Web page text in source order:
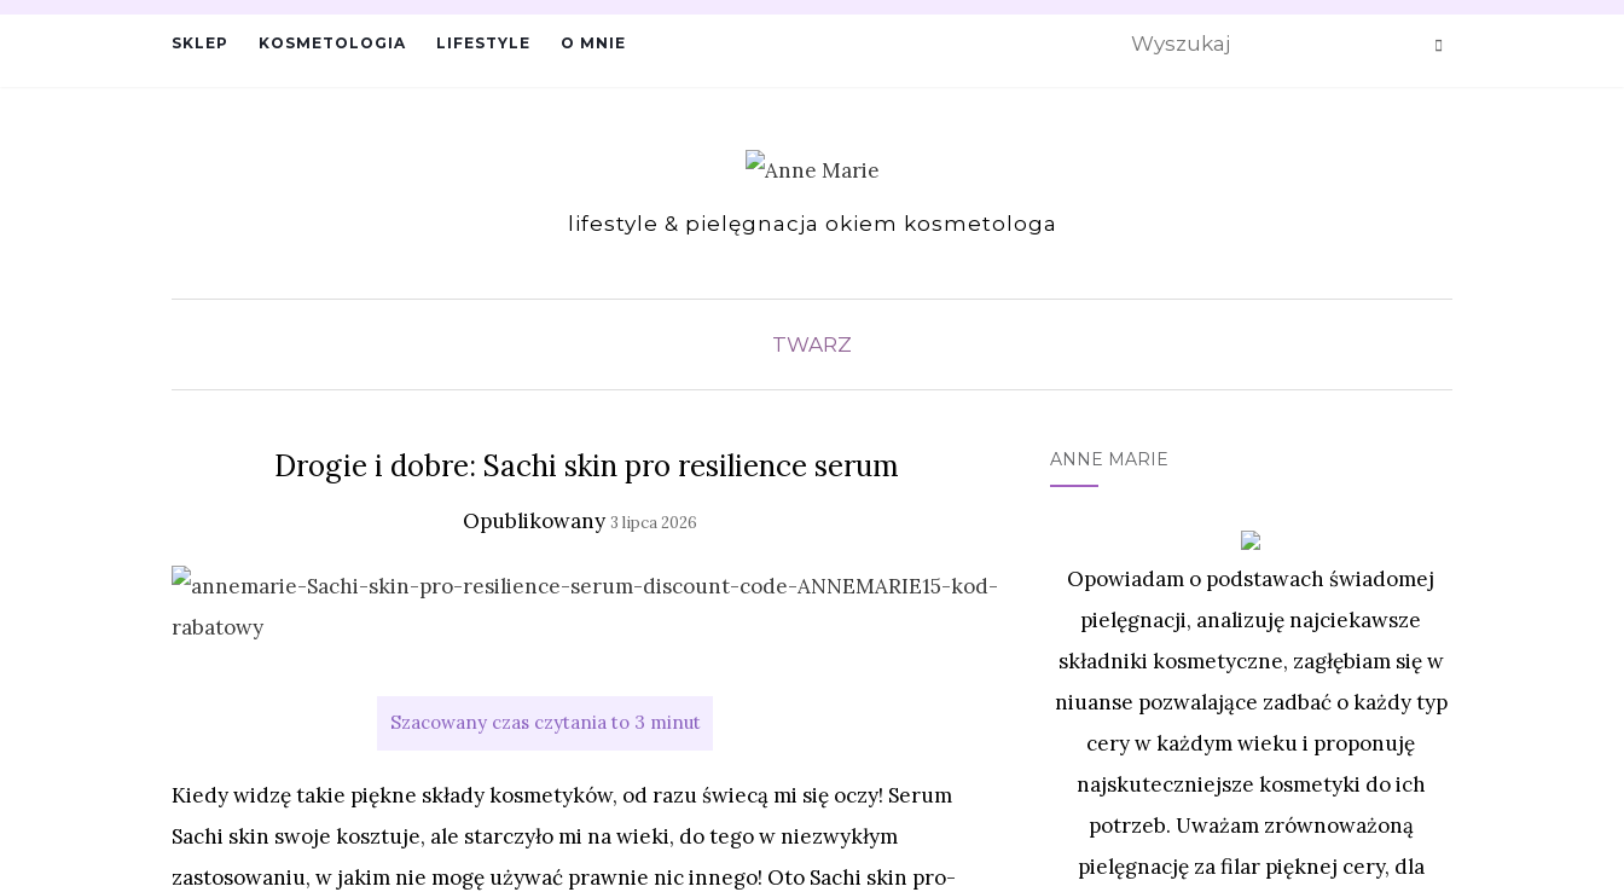
SKLEP KOSMETOLOGIA LIFESTYLE O MNIE
lifestyle & pielęgnacja okiem kosmetologa
TWARZ
Drogie i dobre: Sachi skin pro resilience serum
Opublikowany 3 lipca 2026
Kiedy widzę takie piękne składy kosmetyków, od razu świecą mi się oczy! Serum
Sachi skin swoje kosztuje, ale starczyło mi na wieki, do tego w niezwykłym
zastosowaniu, w jakim nie mogę używać prawnie nic innego! Oto Sachi skin pro-
ANNE MARIE
Opowiadam o podstawach świadomej
pielęgnacji, analizuję najciekawsze
składniki kosmetyczne, zagłębiam się w
niuanse pozwalające zadbać o każdy typ
cery w każdym wieku i proponuję
najskuteczniejsze kosmetyki do ich
potrzeb. Uważam zrównoważoną
pielęgnację za filar pięknej cery, dla